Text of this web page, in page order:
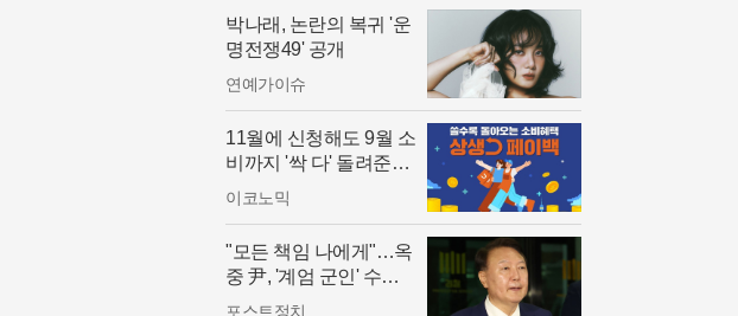
박나래, 논란의 복귀 '운
명전쟁49' 공개
연예가이슈
11월에 신청해도 9월 소
비까지 '싹 다' 돌려준다!
상생페이백 소급 적용
이코노믹
"모든 책임 나에게"…옥
중 尹, '계엄 군인' 수사
중단 요구하며 '초강수'
포스트정치